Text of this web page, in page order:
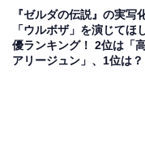
化作品に出演してき
でなく、変顔や奇声
も話題を呼んでいま
『ゼルダの伝説』の実写
「ウルボザ」を演じてほ
優ランキング！ 2位は「
アリージュン」、1位は？